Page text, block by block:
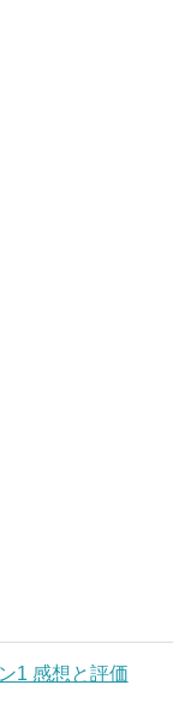
1 感想と評価